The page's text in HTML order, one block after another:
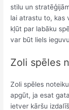
stilu un
lai atrastu to, kas
kļūt par labāku
var būt liels
Zoli spēles
Zoli spēles
apgūt, ja esat
ietver kāršu